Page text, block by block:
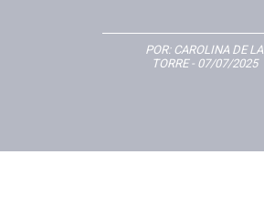
POR: CAROLINA DE LA
TORRE- 07/07/2025